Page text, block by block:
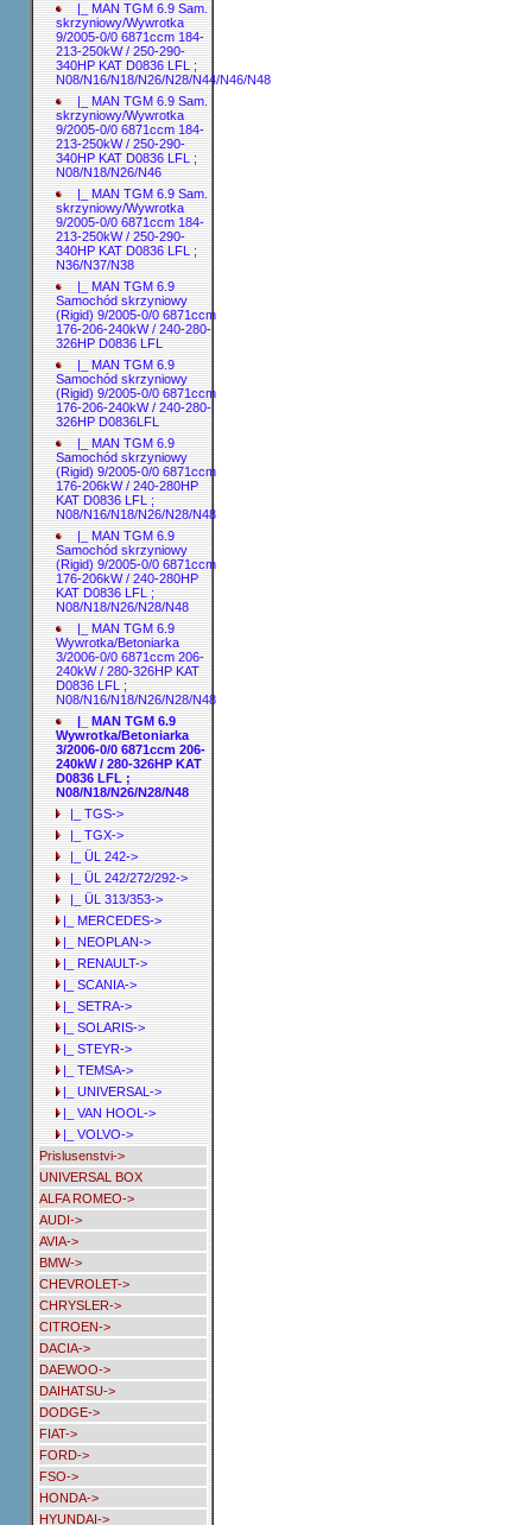
|_ MAN TGM 6.9 Sam.
skrzyniowy/Wywrotka
9/2005-0/0 6871ccm 184-
213-250kW / 250-290-
340HP KAT D0836 LFL ;
N08/N16/N18/N26/N28/N44/N46/N48
|_ MAN TGM 6.9 Sam.
skrzyniowy/Wywrotka
9/2005-0/0 6871ccm 184-
213-250kW / 250-290-
340HP KAT D0836 LFL ;
N08/N18/N26/N46
|_ MAN TGM 6.9 Sam.
skrzyniowy/Wywrotka
9/2005-0/0 6871ccm 184-
213-250kW / 250-290-
340HP KAT D0836 LFL ;
N36/N37/N38
|_ MAN TGM 6.9
Samochód skrzyniowy
(Rigid) 9/2005-0/0 6871ccm
176-206-240kW / 240-280-
326HP D0836 LFL
|_ MAN TGM 6.9
Samochód skrzyniowy
(Rigid) 9/2005-0/0 6871ccm
176-206-240kW / 240-280-
326HP D0836LFL
|_ MAN TGM 6.9
Samochód skrzyniowy
(Rigid) 9/2005-0/0 6871ccm
176-206kW / 240-280HP
KAT D0836 LFL ;
N08/N16/N18/N26/N28/N48
|_ MAN TGM 6.9
Samochód skrzyniowy
(Rigid) 9/2005-0/0 6871ccm
176-206kW / 240-280HP
KAT D0836 LFL ;
N08/N18/N26/N28/N48
|_ MAN TGM 6.9
Wywrotka/Betoniarka
3/2006-0/0 6871ccm 206-
240kW / 280-326HP KAT
D0836 LFL ;
N08/N16/N18/N26/N28/N48
|_ MAN TGM 6.9
Wywrotka/Betoniarka
3/2006-0/0 6871ccm 206-
240kW / 280-326HP KAT
D0836 LFL ;
N08/N18/N26/N28/N48
|_ TGS->
|_ TGX->
|_ ÜL 242->
|_ ÜL 242/272/292->
|_ ÜL 313/353->
|_ MERCEDES->
|_ NEOPLAN->
|_ RENAULT->
|_ SCANIA->
|_ SETRA->
|_ SOLARIS->
|_ STEYR->
|_ TEMSA->
|_ UNIVERSAL->
|_ VAN HOOL->
|_ VOLVO->
Prislusenstvi->
UNIVERSAL BOX
ALFA ROMEO->
AUDI->
AVIA->
BMW->
CHEVROLET->
CHRYSLER->
CITROEN->
DACIA->
DAEWOO->
DAIHATSU->
DODGE->
FIAT->
FORD->
FSO->
HONDA->
HYUNDAI->